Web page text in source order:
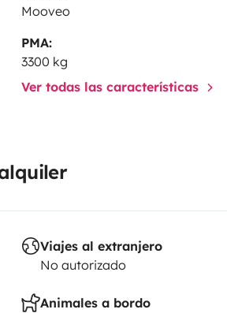
Mooveo
PMA:
3300 kg
Ver todas las características
Viajes al extranjero
No autorizado
Animales a bordo